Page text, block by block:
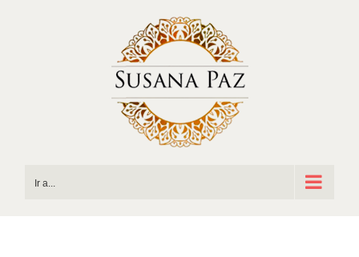
Ir a...